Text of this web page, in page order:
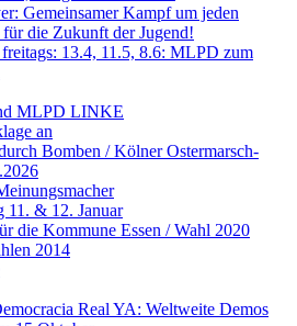
Gemeinsamer Kampf um jeden
die Zukunft der Jugend!
13.4, 11.5, 8.6: MLPD zum
MLPD LINKE
an
Bomben / Kölner Ostermarsch-
11. & 12. Januar
die Kommune Essen / Wahl 2020
2014
Real YA: Weltweite Demos